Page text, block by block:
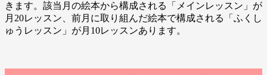
きます。該当月の絵本から構成される「メインレッスン」が
月20レッスン、前月に取り組んだ絵本で構成される「ふくし
ゅうレッスン」が月10レッスンあります。